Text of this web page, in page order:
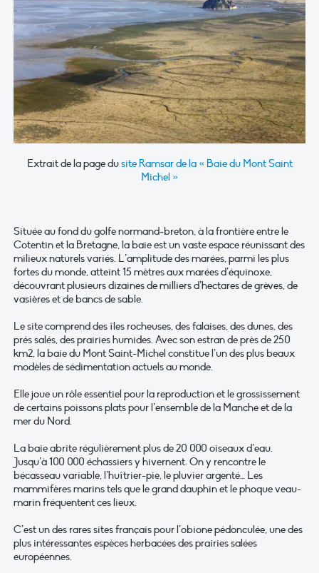
Extrait de la page dusite Ramsar de la « Baie du Mont Saint
Michel »
Située au fond du golfe normand-breton, à la frontière entre le
Cotentin et la Bretagne, la baie est un vaste espace réunissant des
milieux naturels variés. L’amplitude des marées, parmi les plus
fortes du monde, atteint 15 mètres aux marées d’équinoxe,
découvrant plusieurs dizaines de milliers d’hectares de grèves, de
vasières et de bancs de sable.
Le site comprend des îles rocheuses, des falaises, des dunes, des
prés salés, des prairies humides. Avec son estran de près de 250
km2, la baie du Mont Saint-Michel constitue l’un des plus beaux
modèles de sédimentation actuels au monde.
Elle joue un rôle essentiel pour la reproduction et le grossissement
de certains poissons plats pour l’ensemble de la Manche et de la
mer du Nord.
La baie abrite régulièrement plus de 20 000 oiseaux d’eau.
Jusqu’à 100 000 échassiers y hivernent. On y rencontre le
bécasseau variable, l’huîtrier-pie, le pluvier argenté… Les
mammifères marins tels que le grand dauphin et le phoque veau-
marin fréquentent ces lieux.
C’est un des rares sites français pour l’obione pédonculée, une des
plus intéressantes espèces herbacées des prairies salées
européennes.